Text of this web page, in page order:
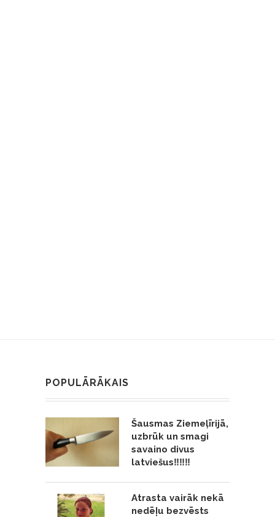
POPULĀRĀKAIS
Šausmas Ziemeļīrijā,
uzbrūk un smagi
savaino divus
latviešus‼️‼️‼️
Atrasta vairāk nekā
nedēļu bezvēsts